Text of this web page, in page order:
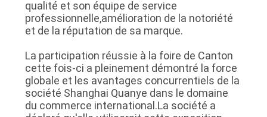
POLITIQUE
CONFIDENTIALITÉ
qualité et son équipe de service
professionnelle,amélioration de la notoriété
et de la réputation de sa marque.
La participation réussie à la foire de Canton
cette fois-ci a pleinement démontré la force
globale et les avantages concurrentiels de la
société Shanghai Quanye dans le domaine
du commerce international.La société a